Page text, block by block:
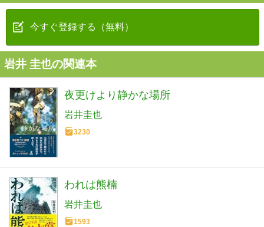
今すぐ登録する（無料）
岩井 圭也の関連本
夜更けより静かな場所
岩井圭也
3230
われは熊楠
岩井圭也
1593